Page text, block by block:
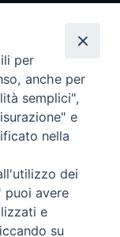
riservati - Vita
per
anche per
semplici",
e
nella
dei
puoi avere
e
su